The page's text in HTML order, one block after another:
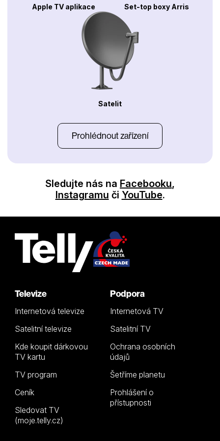
Apple TV aplikace Set-top boxy Arris
Satelit
Prohlédnout zařízení
Sledujte nás na Facebooku,
Instagramu či YouTube.
Televize
Internetová televize
Satelitní televize
Kde koupit dárkovou
TV kartu
TV program
Ceník
Sledovat TV
(moje.telly.cz)
Podpora
Internetová TV
Satelitní TV
Ochrana osobních
údajů
Šetříme planetu
Prohlášení o
přístupnosti